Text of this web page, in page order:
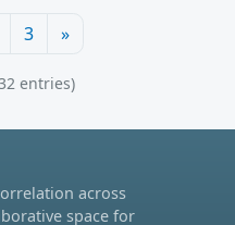
3 »
entries)
across
space for